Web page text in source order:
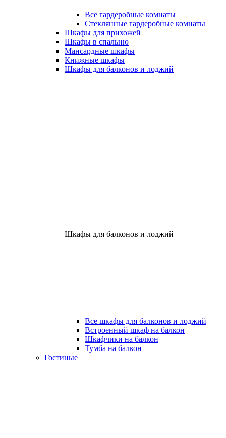
Все гардеробные комнаты
Стеклянные гардеробные комнаты
Шкафы для прихожей
Шкафы в спальню
Мансардные шкафы
Книжные шкафы
Шкафы для балконов и лоджий
Шкафы для балконов и лоджий
Все шкафы для балконов и лоджий
Встроенный шкаф на балкон
Шкафчики на балкон
Тумба на балкон
Гостиные